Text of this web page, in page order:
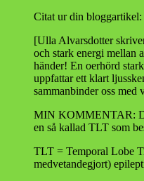
Citat ur din bloggartikel:
[Ulla Alvarsdotter
och stark energi mellan
händer! En oerhörd
uppfattar ett klart
sammanbinder oss med
MIN KOMMENTAR:
en så kallad TLT som
TLT = Temporal Lobe
medvetandegjort)